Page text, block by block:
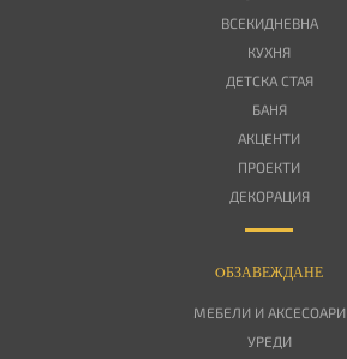
ВСЕКИДНЕВНА
КУХНЯ
ДЕТСКА СТАЯ
БАНЯ
АКЦЕНТИ
ПРОЕКТИ
ДЕКОРАЦИЯ
OБЗАВЕЖДАНЕ
МЕБЕЛИ И АКСЕСОАРИ
УРЕДИ